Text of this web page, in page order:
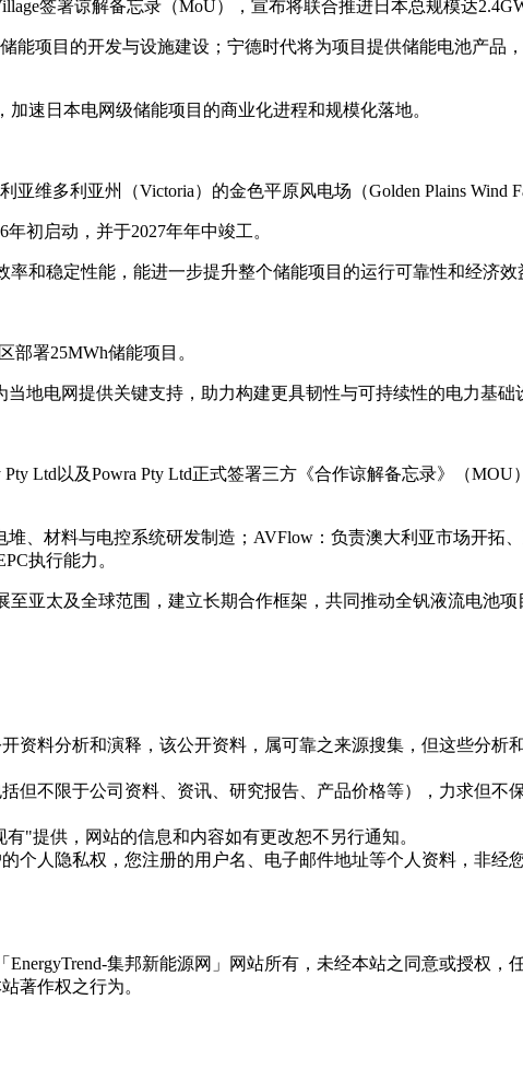
签署谅解备忘录（MoU），宣布将联合推进日本总规模达
能项目的开发与设施建设；宁德时代将为项目提供储能电池产品
速日本电网级储能项目的商业化进程和规模化落地。
维多利亚州（Victoria）的金色平原风电场（Golden Plains Wind
初启动，并于2027年年中竣工。
和稳定性能，能进一步提升整个储能项目的运行可靠性和经济效
部署25MWh储能项目。
地电网提供关键支持，助力构建更具韧性与可持续性的电力基础
Ltd以及Powra Pty Ltd正式签署三方《合作谅解备忘录》（
、材料与电控系统研发制造；AVFlow：负责澳大利亚市场开拓
执行能力。
亚太及全球范围，建立长期合作框架，共同推动全钒液流电池项
资料分析和演释，该公开资料，属可靠之来源搜集，但这些分
但不限于公司资料、资讯、研究报告、产品价格等），力求但
"提供，网站的信息和内容如有更改恕不另行通知。
个人隐私权，您注册的用户名、电子邮件地址等个人资料，非
EnergyTrend-集邦新能源网」网站所有，未经本站之同意或授权
著作权之行为。